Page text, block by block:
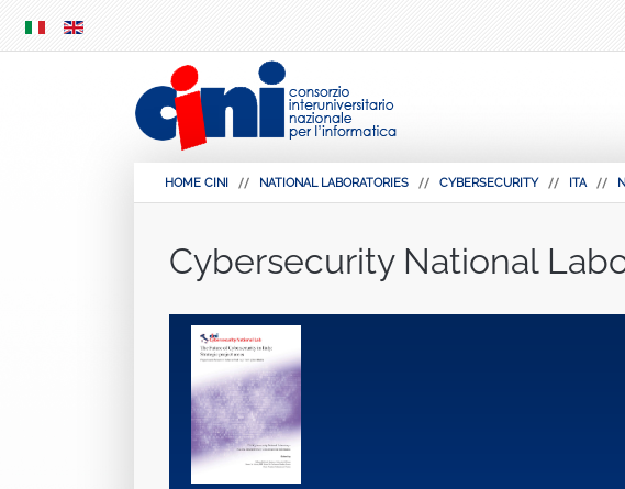
MENU
HOME CINI NATIONAL LABORATORIES CYBERSECURITY ITA
Cybersecurity National